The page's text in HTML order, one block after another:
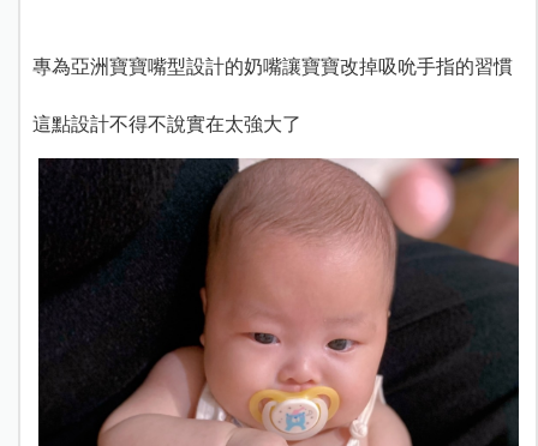
專為亞洲寶寶嘴型設計的奶嘴讓寶寶改掉吸吮手指的習慣
這點設計不得不說實在太強大了